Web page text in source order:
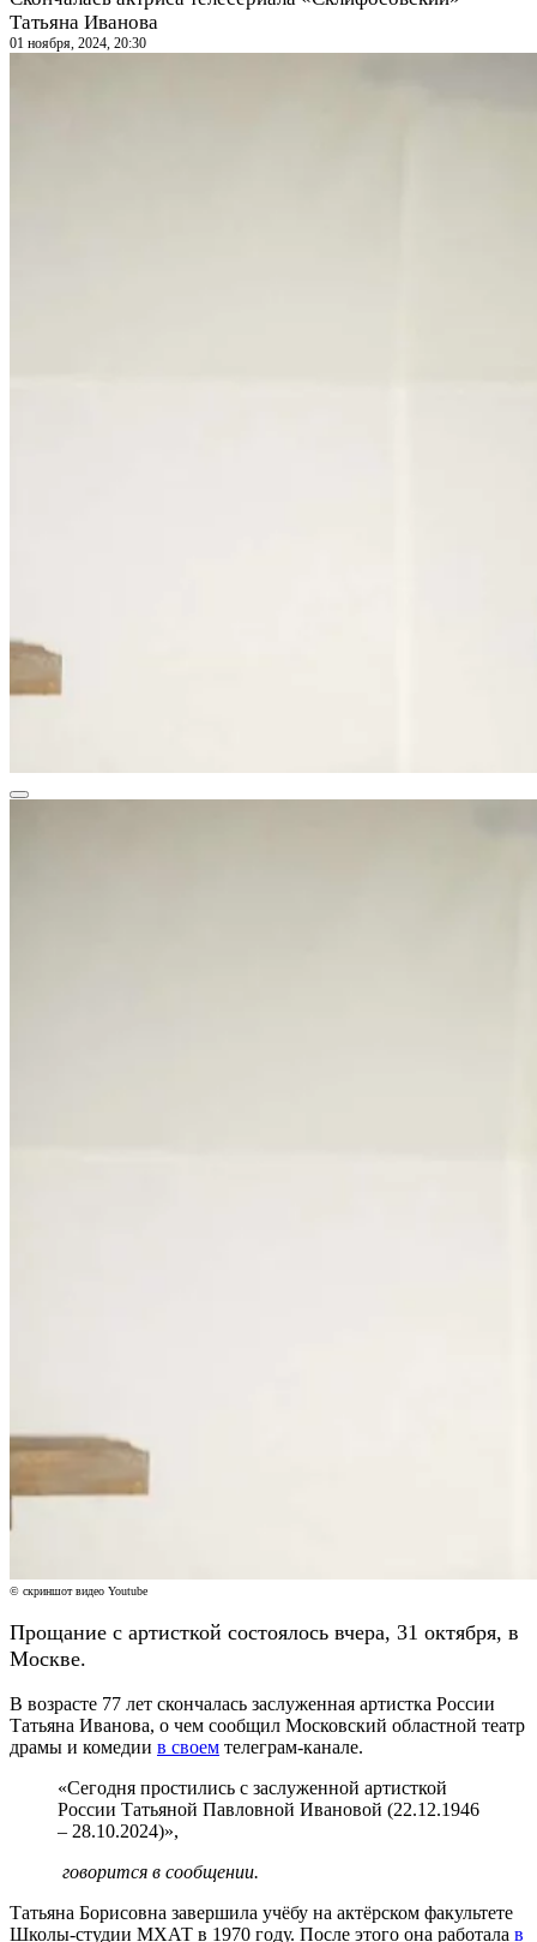
Татьяна Иванова
01 ноября, 2024, 20:30
© скриншот видео Youtube
Прощание с артисткой состоялось вчера, 31 октября, в
Москве.
В возрасте 77 лет скончалась заслуженная артистка России
Татьяна Иванова, о чем сообщил Московский областной театр
драмы и комедии в своем телеграм-канале.
«Сегодня простились с заслуженной артисткой
России Татьяной Павловной Ивановой (22.12.1946
– 28.10.2024)»,
говорится в сообщении.
Татьяна Борисовна завершила учёбу на актёрском факультете
Школы-студии МХАТ в 1970 году. После этого она работала в